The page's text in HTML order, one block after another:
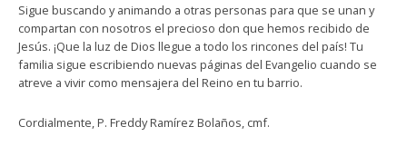
Sigue buscando y animando a otras personas para que se unan y
compartan con nosotros el precioso don que hemos recibido de
Jesús. ¡Que la luz de Dios llegue a todo los rincones del país! Tu
familia sigue escribiendo nuevas páginas del Evangelio cuando se
atreve a vivir como mensajera del Reino en tu barrio.
Cordialmente, P. Freddy Ramírez Bolaños, cmf.